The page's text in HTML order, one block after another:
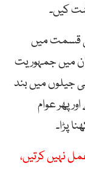
کیں۔
قسمت میں
میں جمہوریت
جیلوں میں بند
پھر عوام
پڑا۔
نہیں کرتیں،